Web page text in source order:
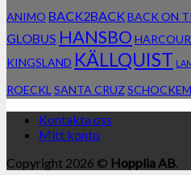
ANIMO BACK2BACKBACK ON
GLOBUS HANSBO HARCOUR
KINGSLAND KÄLLQUIST
ROECKL SANTA CRUZ
Kontakta oss
Mitt konto
Copyright 2026 © Hopplia AB.